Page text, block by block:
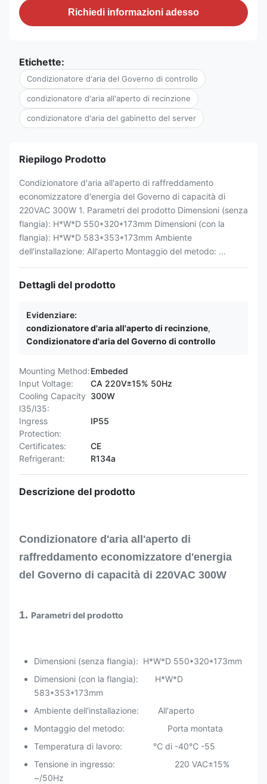
Richiedi informazioni adesso
Etichette:
Condizionatore d'aria del Governo di controllo
condizionatore d'aria all'aperto di recinzione
condizionatore d'aria del gabinetto del server
Riepilogo Prodotto
Condizionatore d'aria all'aperto di raffreddamento
economizzatore d'energia del Governo di capacità di
220VAC 300W 1. Parametri del prodotto Dimensioni (senza
flangia): H*W*D 550*320*173mm Dimensioni (con la
flangia): H*W*D 583*353*173mm Ambiente
dell'installazione: All'aperto Montaggio del metodo: ...
Dettagli del prodotto
Evidenziare:
condizionatore d'aria all'aperto di recinzione,
Condizionatore d'aria del Governo di controllo
Mounting Method:Embeded
Input Voltage:
CA 220V±15% 50Hz
Cooling Capacity
l35/l35:
300W
Ingress
Protection:
IP55
Certificates:
CE
Refrigerant:
R134a
Descrizione del prodotto
Condizionatore d'aria all'aperto di
raffreddamento economizzatore d'energia
del Governo di capacità di 220VAC 300W
1. Parametri del prodotto
Dimensioni (senza flangia): H*W*D 550*320*173mm
Dimensioni (con la flangia): H*W*D
583*353*173mm
Ambiente dell'installazione: All'aperto
Montaggio del metodo: Porta montata
Temperatura di lavoro: ℃ di -40℃ -55
Tensione in ingresso: 220 VAC±15%
~/50Hz